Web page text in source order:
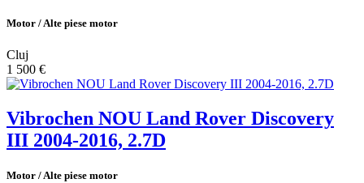
Motor / Alte piese motor
Cluj
1 500 €
Vibrochen NOU Land Rover Discovery
III 2004-2016, 2.7D
Motor / Alte piese motor